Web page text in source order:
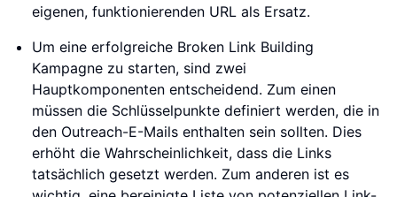
eigenen, funktionierenden URL als Ersatz.
Um eine erfolgreiche Broken Link Building
Kampagne zu starten, sind zwei
Hauptkomponenten entscheidend. Zum einen
müssen die Schlüsselpunkte definiert werden, die in
den Outreach-E-Mails enthalten sein sollten. Dies
erhöht die Wahrscheinlichkeit, dass die Links
tatsächlich gesetzt werden. Zum anderen ist es